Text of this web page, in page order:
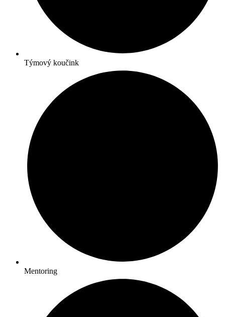
Týmový koučink
Mentoring